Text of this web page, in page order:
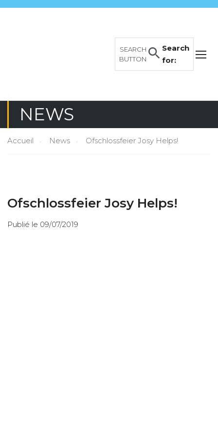
Search
for:
SEARCH
BUTTON
NEWS
Accueil News Ofschlossfeier Josy Helps!
Ofschlossfeier Josy Helps!
Publié le 09/07/2019